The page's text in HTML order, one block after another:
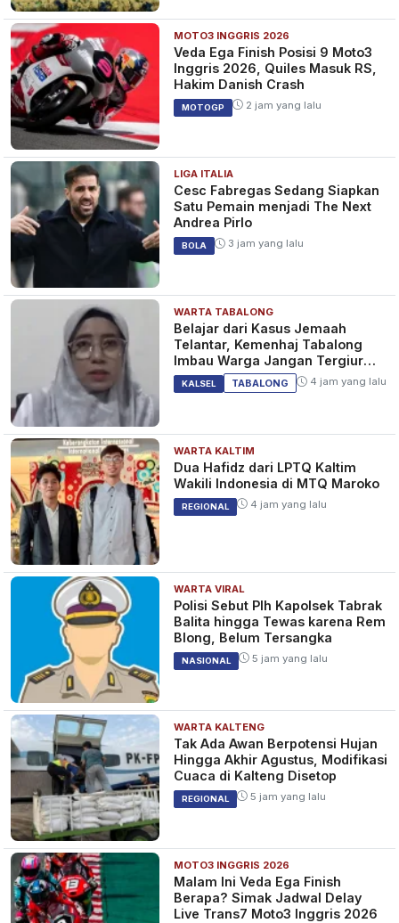
MOTO3 INGGRIS 2026
Veda Ega Finish Posisi 9 Moto3
Inggris 2026, Quiles Masuk RS,
Hakim Danish Crash
MOTOGP 2 jam yang lalu
LIGA ITALIA
Cesc Fabregas Sedang Siapkan
Satu Pemain menjadi The Next
Andrea Pirlo
BOLA 3 jam yang lalu
WARTA TABALONG
Belajar dari Kasus Jemaah
Telantar, Kemenhaj Tabalong
Imbau Warga Jangan Tergiur
Umrah Murah
KALSEL TABALONG 4 jam yang lalu
WARTA KALTIM
Dua Hafidz dari LPTQ Kaltim
Wakili Indonesia di MTQ Maroko
REGIONAL 4 jam yang lalu
WARTA VIRAL
Polisi Sebut Plh Kapolsek Tabrak
Balita hingga Tewas karena Rem
Blong, Belum Tersangka
NASIONAL 5 jam yang lalu
WARTA KALTENG
Tak Ada Awan Berpotensi Hujan
Hingga Akhir Agustus, Modifikasi
Cuaca di Kalteng Disetop
REGIONAL 5 jam yang lalu
MOTO3 INGGRIS 2026
Malam Ini Veda Ega Finish
Berapa? Simak Jadwal Delay
Live Trans7 Moto3 Inggris 2026